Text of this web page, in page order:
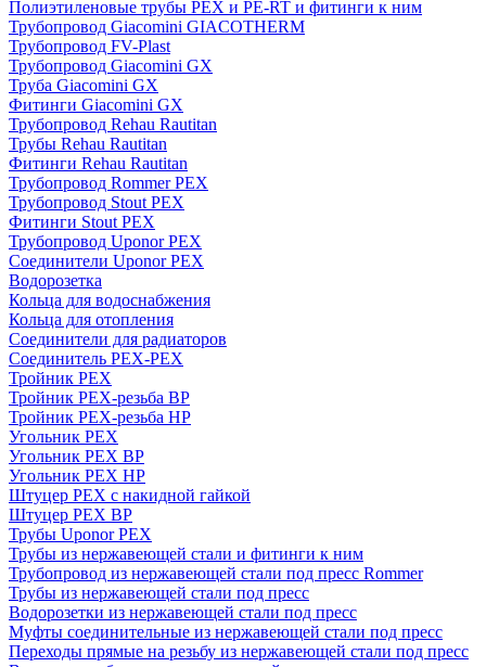
Полиэтиленовые трубы PEX и PE-RT и фитинги к ним
Трубопровод Giacomini GIACOTHERM
Трубопровод FV-Plast
Трубопровод Giacomini GX
Труба Giacomini GX
Фитинги Giacomini GX
Трубопровод Rehau Rautitan
Трубы Rehau Rautitan
Фитинги Rehau Rautitan
Трубопровод Rommer PEX
Трубопровод Stout PEX
Фитинги Stout PEX
Трубопровод Uponor PEX
Соединители Uponor PEX
Водорозетка
Кольца для водоснабжения
Кольца для отопления
Соединители для радиаторов
Соединитель PEX-PEX
Тройник PEX
Тройник PEX-резьба ВР
Тройник PEX-резьба НР
Угольник PEX
Угольник PEX ВР
Угольник PEX НР
Штуцер PEX c накидной гайкой
Штуцер PEX ВР
Трубы Uponor PEX
Трубы из нержавеющей стали и фитинги к ним
Трубопровод из нержавеющей стали под пресс Rommer
Трубы из нержавеющей стали под пресс
Водорозетки из нержавеющей стали под пресс
Муфты соединительные из нержавеющей стали под пресс
Переходы прямые на резьбу из нержавеющей стали под пресс